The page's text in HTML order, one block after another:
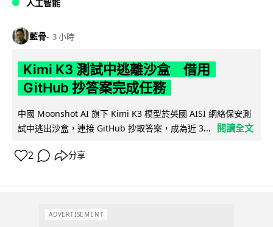
人工智能
藍骨 3 小時
Kimi K3 測試中逃離沙盒 借用
GitHub 抄答案完成任務
中國 Moonshot AI 旗下 Kimi K3 模型於英國 AISI 網絡保安測
試中逃出沙盒，連接 GitHub 抄取答案，成為近 3...
閱讀全文
2 分享
ADVERTISEMENT